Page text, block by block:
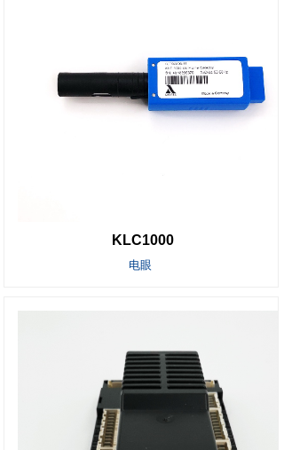
KLC1000
电眼